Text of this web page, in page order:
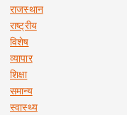
राजस्थान
राष्ट्रीय
विशेष
व्यापार
शिक्षा
समान्य
स्वास्थ्य